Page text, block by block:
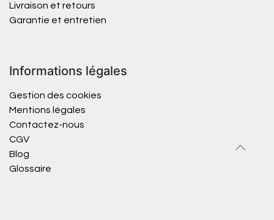
Livraison et retours
Garantie et entretien
Informations légales
Gestion des cookies
Mentions légales
Contactez-nous
CGV
Blog
Glossaire